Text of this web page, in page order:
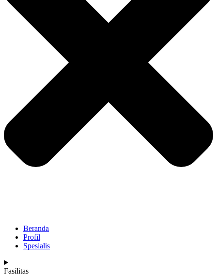
Beranda
Profil
Spesialis
Fasilitas